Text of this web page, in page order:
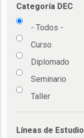
Categoría DEC
- Todos -
Curso
Diplomado
Seminario
Taller
Líneas de Estudio